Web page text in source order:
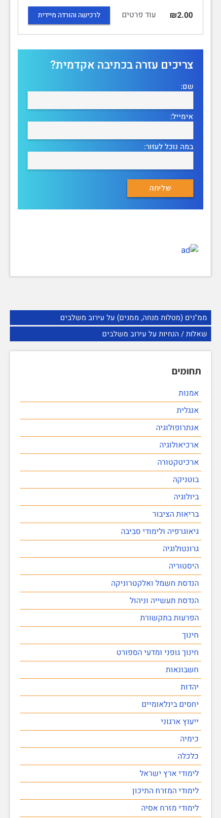
ממ"נים (מטלות מנחה, ממנים) על עירוב משלבים
שאלות / הנחיות על עירוב משלבים
תחומים
אמנות
אנגלית
אנתרופולוגיה
ארכיאולוגיה
ארכיטקטורה
בוטניקה
ביולוגיה
בריאות הציבור
גיאוגרפיה ולימודי סביבה
גרונטולוגיה
היסטוריה
הנדסת חשמל ואלקטרוניקה
הנדסת תעשייה וניהול
הפרעות בתקשורת
חינוך
חינוך גופני ומדעי הספורט
חשבונאות
יהדות
יחסים בינלאומיים
ייעוץ ארגוני
כימיה
כלכלה
לימודי ארץ ישראל
לימודי המזרח התיכון
לימודי מזרח אסיה
₪2.00
עוד פרטים לרכישה והורדה מיידית
צריכים עזרה בכתיבה אקדמית?
שם:
אימייל:
במה נוכל לעזור: